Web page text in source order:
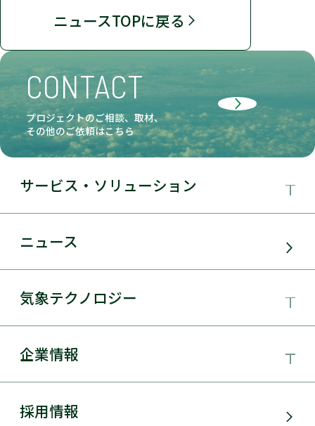
ニュースTOPに戻る
CONTACT
プロジェクトのご相談、取材、
その他のご依頼はこちら
サービス・ソリューション
事業領域
サービス・ソリューション
太陽光発電
ニュース
気象テクノロジー
気象テクノロジー
総合数値気象予測システムSYNFOS
企業情報
日本気象協会とは
採用情報